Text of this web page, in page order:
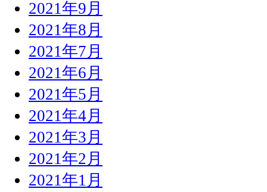
2021年9月
2021年8月
2021年7月
2021年6月
2021年5月
2021年4月
2021年3月
2021年2月
2021年1月